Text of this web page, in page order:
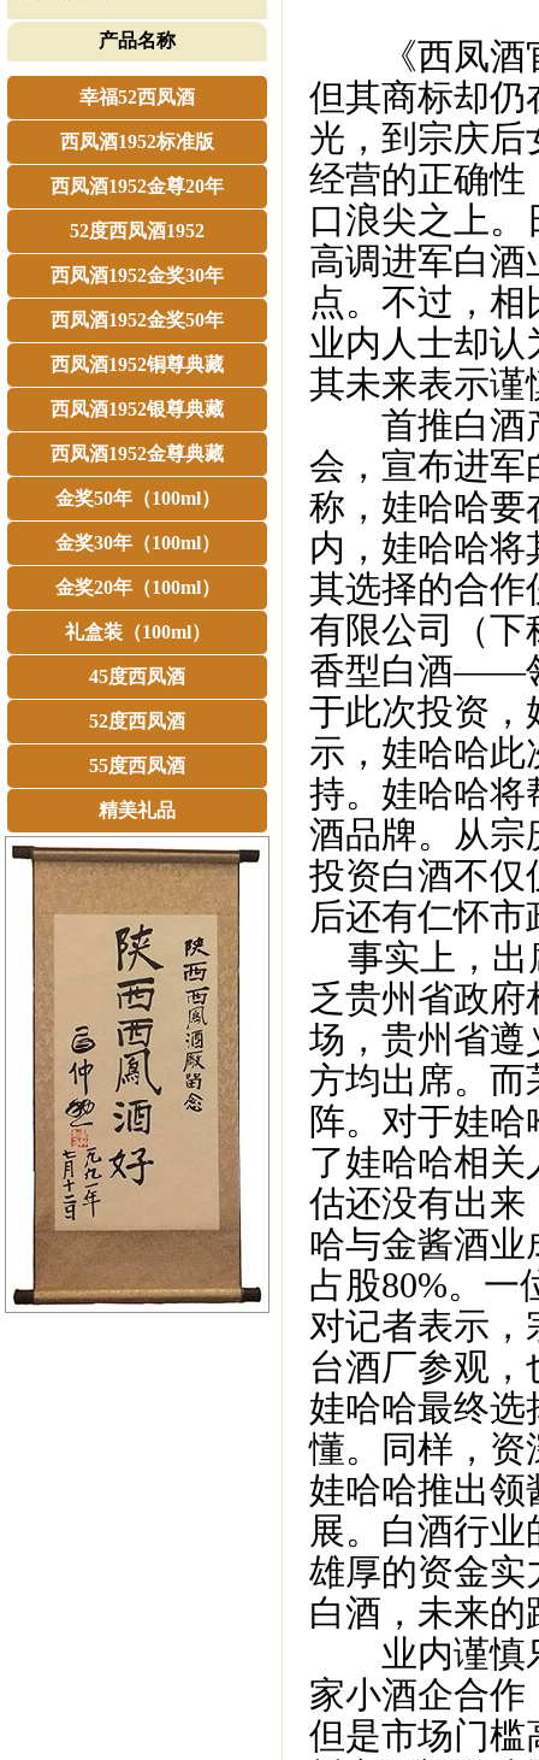
产品名称
幸福52西凤酒
西凤酒1952标准版
西凤酒1952金尊20年
52度西凤酒1952
西凤酒1952金奖30年
西凤酒1952金奖50年
西凤酒1952铜尊典藏
西凤酒1952银尊典藏
西凤酒1952金尊典藏
金奖50年（100ml）
金奖30年（100ml）
金奖20年（100ml）
礼盒装（100ml）
45度西凤酒
52度西凤酒
55度西凤酒
精美礼品
《西凤酒官
但其商标却仍
光，到宗庆
经营的正确性
口浪尖之上
高调进军白
点。不过，
业内人士却
其未来表示谨
首推白酒产
会，宣布进军
称，娃哈哈要
内，娃哈哈将
其选择的合作
有限公司（下
香型白酒——
于此次投资，
示，娃哈哈此
持。娃哈哈将
酒品牌。从宗
投资白酒不仅
后还有仁怀
事实上，出
乏贵州省政
场，贵州省遵
方均出席。
阵。对于娃
了娃哈哈相
估还没有出来
哈与金酱酒
占股80%。一
对记者表示，
台酒厂参观
娃哈哈最终
懂。同样，资
娃哈哈推出
展。白酒行
雄厚的资金实
白酒，未来
业内谨慎乐
家小酒企合作
但是市场门槛